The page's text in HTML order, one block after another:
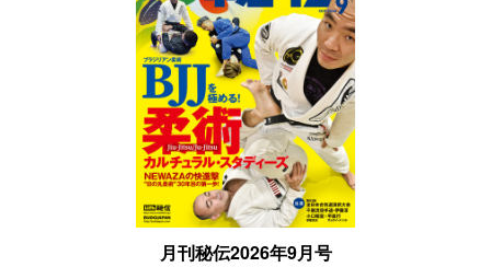
月刊秘伝2026年9月号